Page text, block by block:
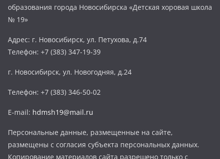
образования города Новосибирска «Детская хоровая школа
№ 19»
Адрес: г. Новосибирск, ул. Петухова, д.74
Телефон: +7 (383) 347-19-39
г. Новосибирск, ул. Новогодняя, д.24
Телефон: +7 (383) 346-50-02
E-mail: hdmsh19@mail.ru
Персональные данные, размещенные на сайте,
размещены с согласия субъекта персональных данных.
Копирование материалов сайта разрешено только с